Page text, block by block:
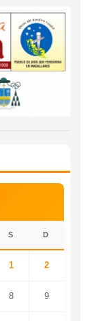
S D
1 2
8 9